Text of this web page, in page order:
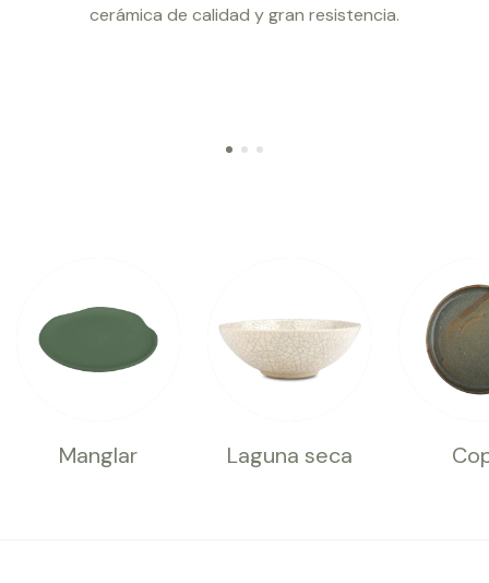
cerámica de calidad y gran resistencia.
Manglar Laguna seca